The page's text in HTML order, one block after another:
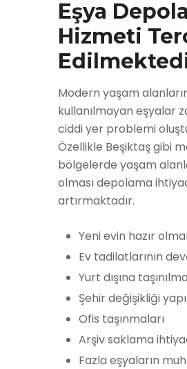
Eşya
Hizmeti
Modern yaşam
kullanılmayan eşyalar
ciddi yer problemi
Özellikle Beşiktaş gibi
bölgelerde yaşam
olması depolama
artırmaktadır.
Yeni evin hazır
Ev tadilatlarının
Yurt dışına
Şehir değişikliği
Ofis taşınmaları
Arşiv saklama
Fazla eşyaların